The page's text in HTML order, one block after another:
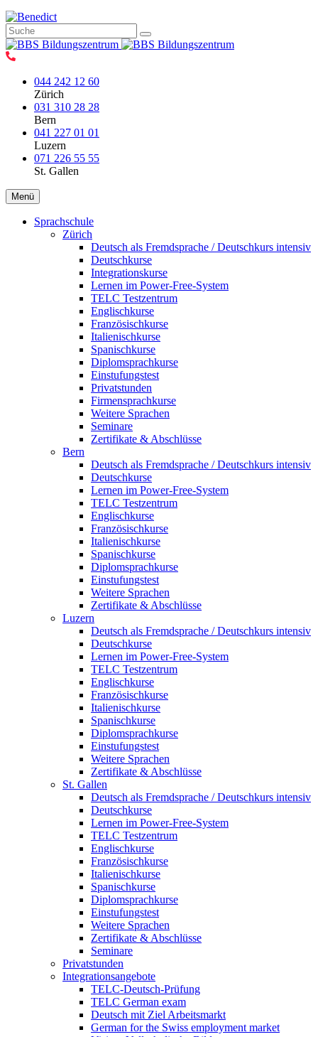
044 242 12 60
Zürich
031 310 28 28
Bern
041 227 01 01
Luzern
071 226 55 55
St. Gallen
Menü
Sprachschule
Zürich
Deutsch als Fremdsprache / Deutschkurs intensiv
Deutschkurse
Integrationskurse
Lernen im Power-Free-System
TELC Testzentrum
Englischkurse
Französischkurse
Italienischkurse
Spanischkurse
Diplomsprachkurse
Einstufungstest
Privatstunden
Firmensprachkurse
Weitere Sprachen
Seminare
Zertifikate & Abschlüsse
Bern
Deutsch als Fremdsprache / Deutschkurs intensiv
Deutschkurse
Lernen im Power-Free-System
TELC Testzentrum
Englischkurse
Französischkurse
Italienischkurse
Spanischkurse
Diplomsprachkurse
Einstufungstest
Weitere Sprachen
Zertifikate & Abschlüsse
Luzern
Deutsch als Fremdsprache / Deutschkurs intensiv
Deutschkurse
Lernen im Power-Free-System
TELC Testzentrum
Englischkurse
Französischkurse
Italienischkurse
Spanischkurse
Diplomsprachkurse
Einstufungstest
Weitere Sprachen
Zertifikate & Abschlüsse
St. Gallen
Deutsch als Fremdsprache / Deutschkurs intensiv
Deutschkurse
Lernen im Power-Free-System
TELC Testzentrum
Englischkurse
Französischkurse
Italienischkurse
Spanischkurse
Diplomsprachkurse
Einstufungstest
Weitere Sprachen
Zertifikate & Abschlüsse
Seminare
Privatstunden
Integrationsangebote
TELC-Deutsch-Prüfung
TELC German exam
Deutsch mit Ziel Arbeitsmarkt
German for the Swiss employment market